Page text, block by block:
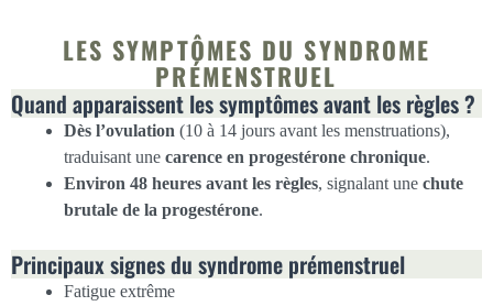
LES SYMPTÔMES DU SYNDROME
PRÉMENSTRUEL
Quand apparaissent les symptômes avant les règles ?
Dès l’ovulation (10 à 14 jours avant les menstruations),
traduisant une carence en progestérone chronique.
Environ 48 heures avant les règles, signalant une chute
brutale de la progestérone.
Principaux signes du syndrome prémenstruel
Fatigue extrême